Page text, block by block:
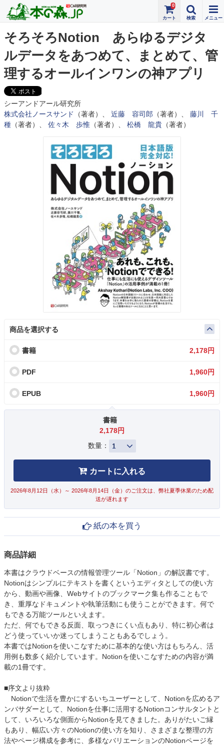
0
そろそろNotion あらゆるデジタ
ルデータをあつめて、まとめて、管
理するオールインワンの神アプリ
シーアンドアール研究所
株式会社ノースサンド
（著者）、 近藤 容司郎 （著者）、 藤川 千
種 （著者）、 佐々木 歩惟 （著者）、 松橋 龍貴 （著者）
商品を選択する
書籍 2,178円
PDF 1,960円
EPUB 1,960円
書籍
2,178円
数量：
カートに入れる
2026年8月12日（水）～ 2026年8月14日（金）のご注文は、弊社夏季休業のため配
送が遅れます
紙の本を買う
商品詳細
本書はクラウドベースの情報管理ツール「Notion」の解説書です。
Notionはシンプルにテキストを書くというエディタとしての使い方
から、動画や画像、Webサイトのブックマーク集も作ることもで
き、重厚なドキュメントや執筆活動にも使うことができます。何で
もできる万能ツールといえます。
ただ、何でもできる反面、取っつきにくい点もあり、特に初心者は
どう使っていいか迷ってしまうこともあるでしょう。
本書ではNotionを使いこなすために基本的な使い方はもちろん、活
用例も数多く紹介しています。Notionを使いこなすための内容が満
載の1冊です。
■序文より抜粋
Notionで生活を豊かにするいちユーザーとして、Notionを広めるア
ンバサダーとして、Notionを仕事に活用するNotionコンサルタントと
して、いろいろな側面からNotionを見てきました。ありがたいご縁
もあり、幅広い方々のNotionの使い方を知り、さまざまな整理の方
法やページ構成を参考に、多様なバリエーションのNotionページを